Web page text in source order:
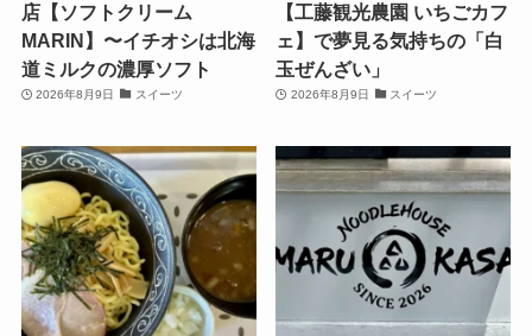
店【ソフトクリーム
MARIN】〜イチオシは北海
道ミルクの濃厚ソフト
2026年8月9日 スイーツ
【工藤観光農園 いちごカフ
ェ】で夢見る気持ちの「白
玉ぜんざい」
2026年8月9日 スイーツ